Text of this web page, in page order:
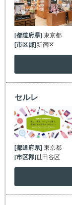
[都道府県]東京都
[市区郡]新宿区
セルレ
[都道府県] 東京都
[市区郡]世田谷区